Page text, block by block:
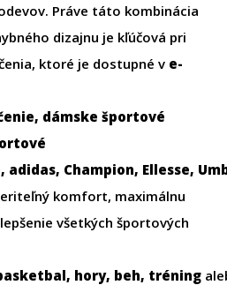
Práve táto kombinácia
dizajnu je kľúčová pri
ktoré je dostupné v e-
, dámske športové
, adidas, Champion, Ellesse,
komfort, maximálnu
všetkých športových
, hory, beh, tréning